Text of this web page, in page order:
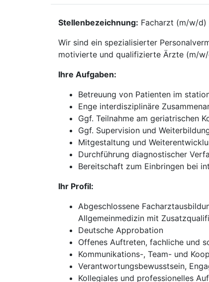
Stellenbezeichnung: Facharzt (m/w/
Wir sind ein spezialisierter
motivierte und qualifizierte Ärzte (m/
Ihre Aufgaben:
Betreuung von Patienten im
Enge interdisziplinäre
Ggf. Teilnahme am geriatrischen
Ggf. Supervision und
Mitgestaltung und
Durchführung diagnostischer
Bereitschaft zum Einbringen bei
Ihr Profil:
Abgeschlossene
Allgemeinmedizin mit
Deutsche Approbation
Offenes Auftreten, fachliche und
Kommunikations-, Team- und
Verantwortungsbewusstsein,
Kollegiales und professionelles